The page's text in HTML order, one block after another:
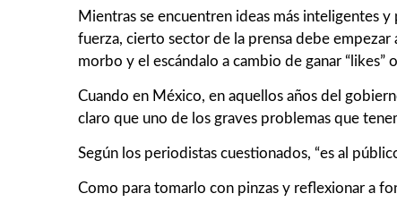
Mientras se encuentren ideas más inteligentes
fuerza, cierto sector de la prensa debe empezar
morbo y el escándalo a cambio de ganar “likes”
Cuando en México, en aquellos años del
claro que uno de los graves problemas que
Según los periodistas cuestionados, “es al
Como para tomarlo con pinzas y reflexionar a